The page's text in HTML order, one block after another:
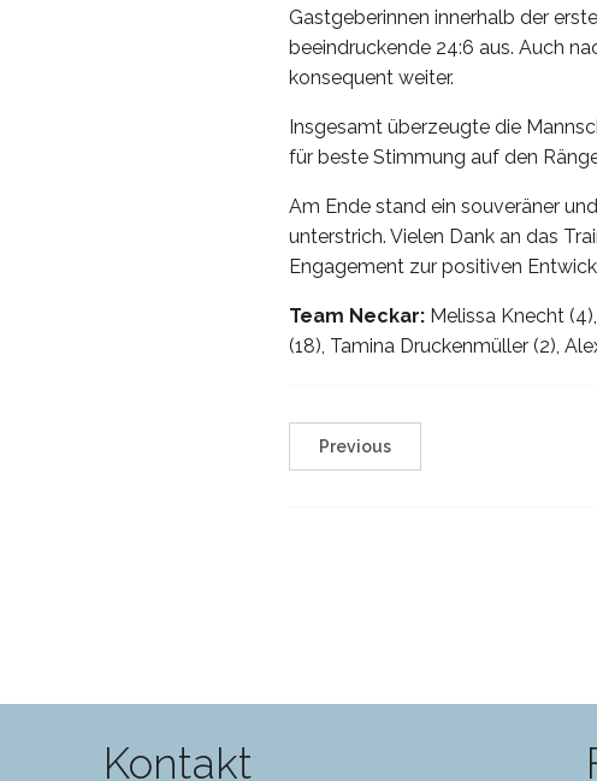
Gastgeberinnen innerhalb der
beeindruckende 24:6 aus. Auch
konsequent weiter.
Insgesamt überzeugte die
für beste Stimmung auf den
Am Ende stand ein souveräner
unterstrich. Vielen Dank an das
Engagement zur positiven
Team Neckar: Melissa Knecht
(18), Tamina Druckenmüller (2),
Previous
Kontakt